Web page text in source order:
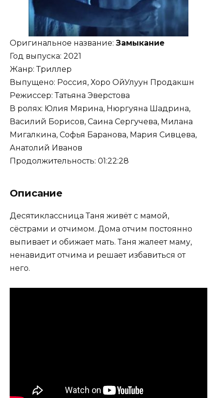
Оригинальное название: Замыкание
Год выпуска: 2021
Жанр: Триллер
Выпущено: Россия, Хоро ОйУлуун Продакшн
Режиссер: Татьяна Эверстова
В ролях: Юлия Мярина, Нюргуяна Шадрина,
Василий Борисов, Саина Сергучева, Милана
Мигалкина, Софья Баранова, Мария Сивцева,
Анатолий Иванов
Продолжительность: 01:22:28
Описание
Десятиклассница Таня живёт с мамой,
сёстрами и отчимом. Дома отчим постоянно
выпивает и обижает мать. Таня жалеет маму,
ненавидит отчима и решает избавиться от
него.